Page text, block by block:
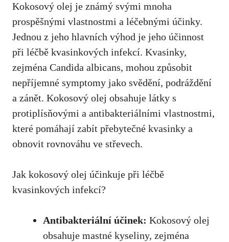
Kokosový olej je známý svými mnoha
prospěšnými vlastnostmi a léčebnými účinky.
Jednou ‍z jeho hlavních ⁤výhod je jeho účinnost
při léčbě kvasinkových infekcí. Kvasinky,
zejména Candida albicans, mohou způsobit
nepříjemné ‌symptomy jako svědění, podráždění
a zánět. Kokosový olej obsahuje látky s
⁣protiplísňovými a antibakteriálními vlastnostmi,
které pomáhají zabít přebytečné kvasinky⁤ a
obnovit rovnováhu ve⁤ střevech.
Jak kokosový olej ‍účinkuje při léčbě​
kvasinkových infekcí?
Antibakteriální účinek: Kokosový olej
obsahuje mastné kyseliny, ⁣zejména